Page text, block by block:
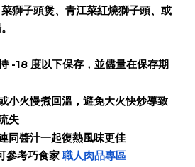
獅子頭煲、青江菜紅燒獅子頭、或
-18 度以下保存，並儘量在保存期
小火慢煮回溫，避免大火快炒導致
失
同醬汁一起復熱風味更佳
參考巧食家 職人肉品專區